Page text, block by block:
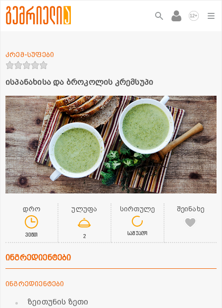
12+
ისპანახისა და ბროკოლის კრემსუპი
კრემ-სუფები
დრო
30წთ
ულუფა
2
სირთულე
საშუალო
შეინახე
ინგრედიენტები
ინგრედიენტები
ზეითუნის ზეთი